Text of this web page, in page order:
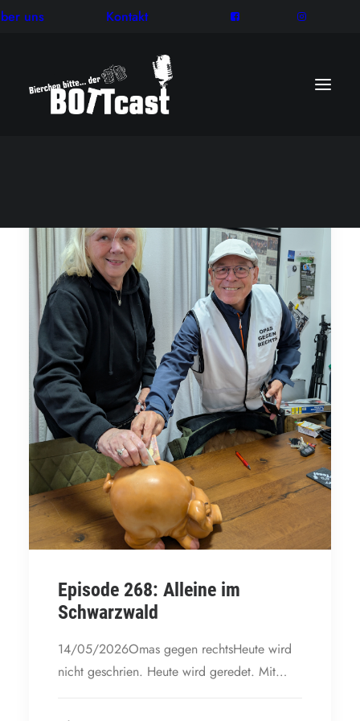
uns Kontakt
Episode 268: Alleine im
Schwarzwald
14/05/2026Omas gegen rechtsHeute wird
nicht geschrien. Heute wird geredet. Mit…